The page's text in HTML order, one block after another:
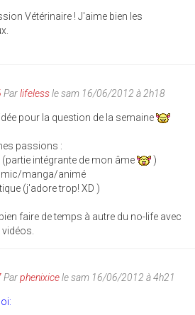
Vétérinaire ! J'aime bien les
Parlifelessle sam 16/06/2012 à 2h18
pour la question de la semaine
passions :
intégrante de mon âme
)
manga/animé
(j'adore trop! XD )
faire de temps à autre du no-life avec
vidéos.
Parphenixicele sam 16/06/2012 à 4h21